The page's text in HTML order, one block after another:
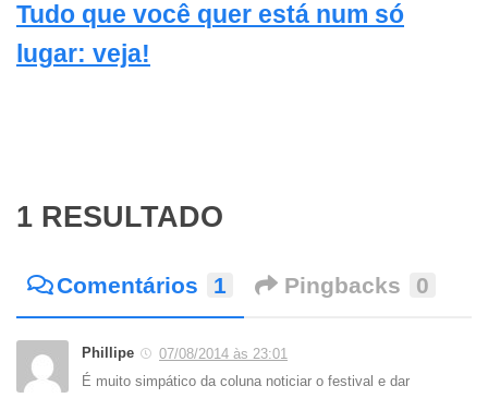
Tudo que você quer está num só
lugar: veja!
1 RESULTADO
Comentários 1 Pingbacks 0
Phillipe
07/08/2014 às 23:01
É muito simpático da coluna noticiar o festival e dar